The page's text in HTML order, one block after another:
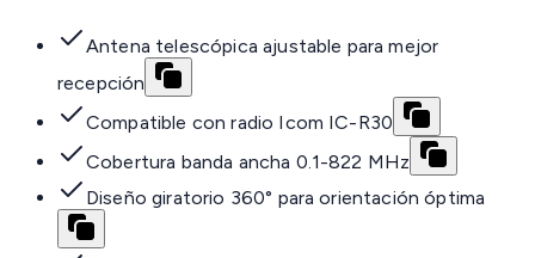
Antena telescópica ajustable para mejor
recepción
Compatible con radio Icom IC-R30
Cobertura banda ancha 0.1-822 MHz
Diseño giratorio 360° para orientación óptima